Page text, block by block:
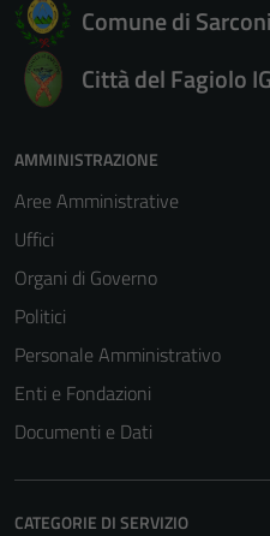
Comune di Sarconi
Città del Fagiolo
AMMINISTRAZIONE
Aree Amministrative
Uffici
Organi di Governo
Politici
Personale Amministrativo
Enti e Fondazioni
Documenti e Dati
CATEGORIE DI SERVIZIO